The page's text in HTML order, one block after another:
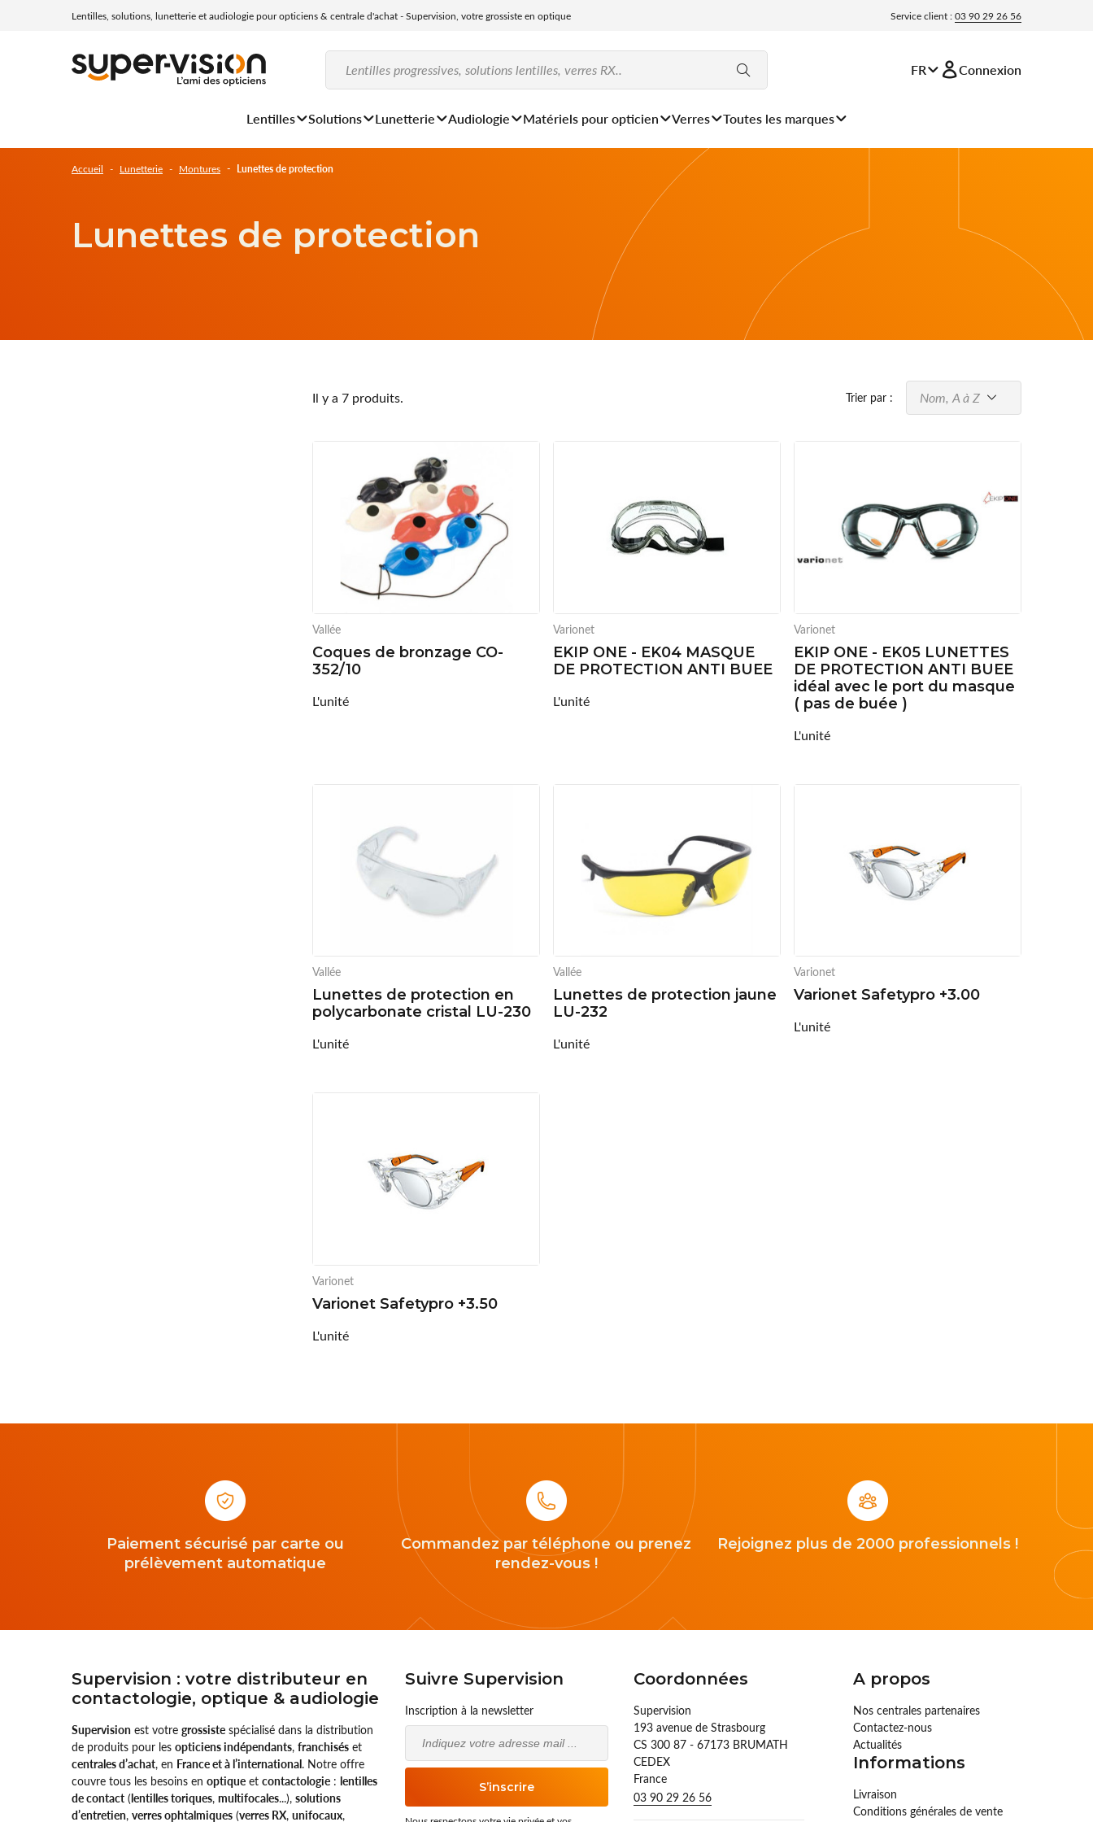
Lentilles, solutions, lunetterie et audiologie pour opticiens & centrale d'achat - Supervision, votre grossiste en optique Service client :03 90 29 26 56
FR Connexion
Lentilles Solutions Lunetterie Audiologie Matériels pour opticien Verres Toutes les marques
Accueil Lunetterie Montures Lunettes de protection
Lunettes de protection
Il y a 7 produits. Trier par : Nom, A à Z
Vallée
Coques de bronzage CO-
352/10
L'unité
Varionet
EKIP ONE - EK04 MASQUE
DE PROTECTION ANTI BUEE
L'unité
Varionet
EKIP ONE - EK05 LUNETTES
DE PROTECTION ANTI BUEE
idéal avec le port du masque
( pas de buée )
L'unité
Vallée
Lunettes de protection en
polycarbonate cristal LU-230
L'unité
Vallée
Lunettes de protection jaune
LU-232
L'unité
Varionet
Varionet Safetypro +3.00
L'unité
Varionet
Varionet Safetypro +3.50
L'unité
Paiement sécurisé par carte ou
prélèvement automatique
Commandez par téléphone ou prenez
rendez-vous !
Rejoignez plus de 2000 professionnels !
Supervision : votre distributeur en
contactologie, optique & audiologie
Supervision est votre grossiste spécialisé dans la distribution
de produits pour les opticiens indépendants, franchisés et
centrales d’achat, en France et à l’international. Notre offre
couvre tous les besoins en optique et contactologie : lentilles
de contact (lentilles toriques, multifocales...), solutions
d’entretien, verres ophtalmiques (verres RX, unifocaux,
Suivre Supervision
Inscription à la newsletter
Email
S’inscrire
Coordonnées
Supervision
193 avenue de Strasbourg
CS 300 87 - 67173 BRUMATH
CEDEX
France
03 90 29 26 56
A propos
Nos centrales partenaires
Contactez-nous
Actualités
Informations
Livraison
Conditions générales de vente